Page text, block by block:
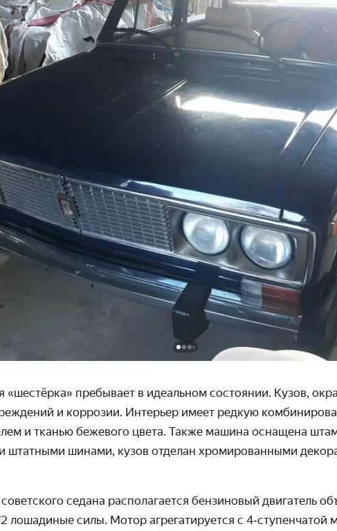
«шестёрка» пребывает в идеальном состоянии. Кузов,
и коррозии. Интерьер имеет редкую
и тканью бежевого цвета. Также машина оснащена
штатными шинами, кузов отделан хромиро­ванными
седана располагается бензиновый двигатель
лошадиные силы. Мотор агрегатируется с 4‑ступенчатой